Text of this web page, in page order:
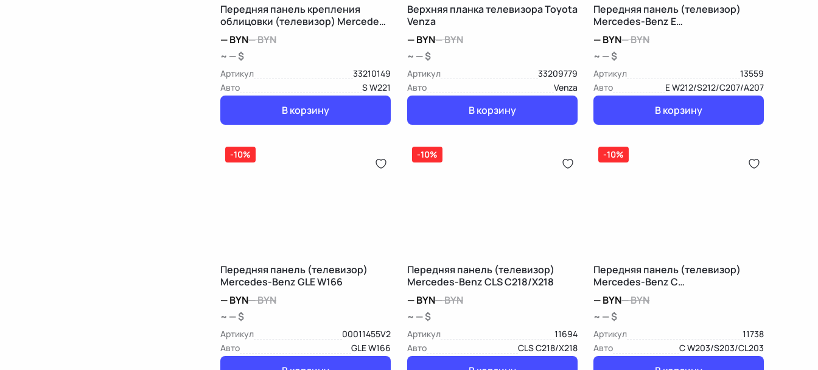
Передняя панель крепления
облицовки (телевизор) Mercedes-
Benz S W221
—BYN—BYN
~ — $
Артикул
33210149
Авто
S W221
В корзину
Верхняя планка телевизора Toyota
Venza
—BYN—BYN
~ — $
Артикул
33209779
Авто
Venza
В корзину
Передняя панель (телевизор)
Mercedes-Benz E
W212/S212/C207/A207
—BYN—BYN
~ — $
Артикул
13559
Авто
E W212/S212/C207/A207
В корзину
-10%
Передняя панель (телевизор)
Mercedes-Benz GLE W166
—BYN—BYN
~ — $
Артикул
00011455V2
Авто
GLE W166
-10%
Передняя панель (телевизор)
Mercedes-Benz CLS C218/X218
—BYN—BYN
~ — $
Артикул
11694
Авто
CLS C218/X218
-10%
Передняя панель (телевизор)
Mercedes-Benz C
W203/S203/CL203
—BYN—BYN
~ — $
Артикул
11738
Авто
C W203/S203/CL203